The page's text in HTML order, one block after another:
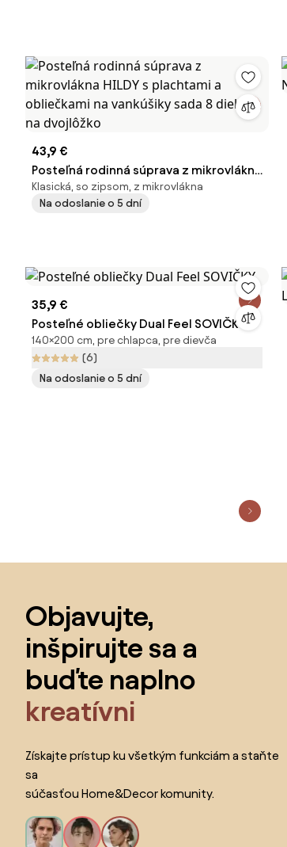
43,9 €
Posteľná rodinná súprava z mikrovlákna
HILDY s plachtami a obliečkami na
vankúšiky sada 8 dielov na dvojlôžko
Klasická, so zipsom, z mikrovlákna
Na odoslanie o 5 dní
35,9 €
Posteľné obliečky Dual Feel SOVIČKY
140×200 cm, pre chlapca, pre dievča
(6)
Na odoslanie o 5 dní
Objavujte,
inšpirujte sa a
buďte naplno
kreatívni
Získajte prístup ku všetkým funkciám a staňte
sa
súčasťou Home&Decor komunity.